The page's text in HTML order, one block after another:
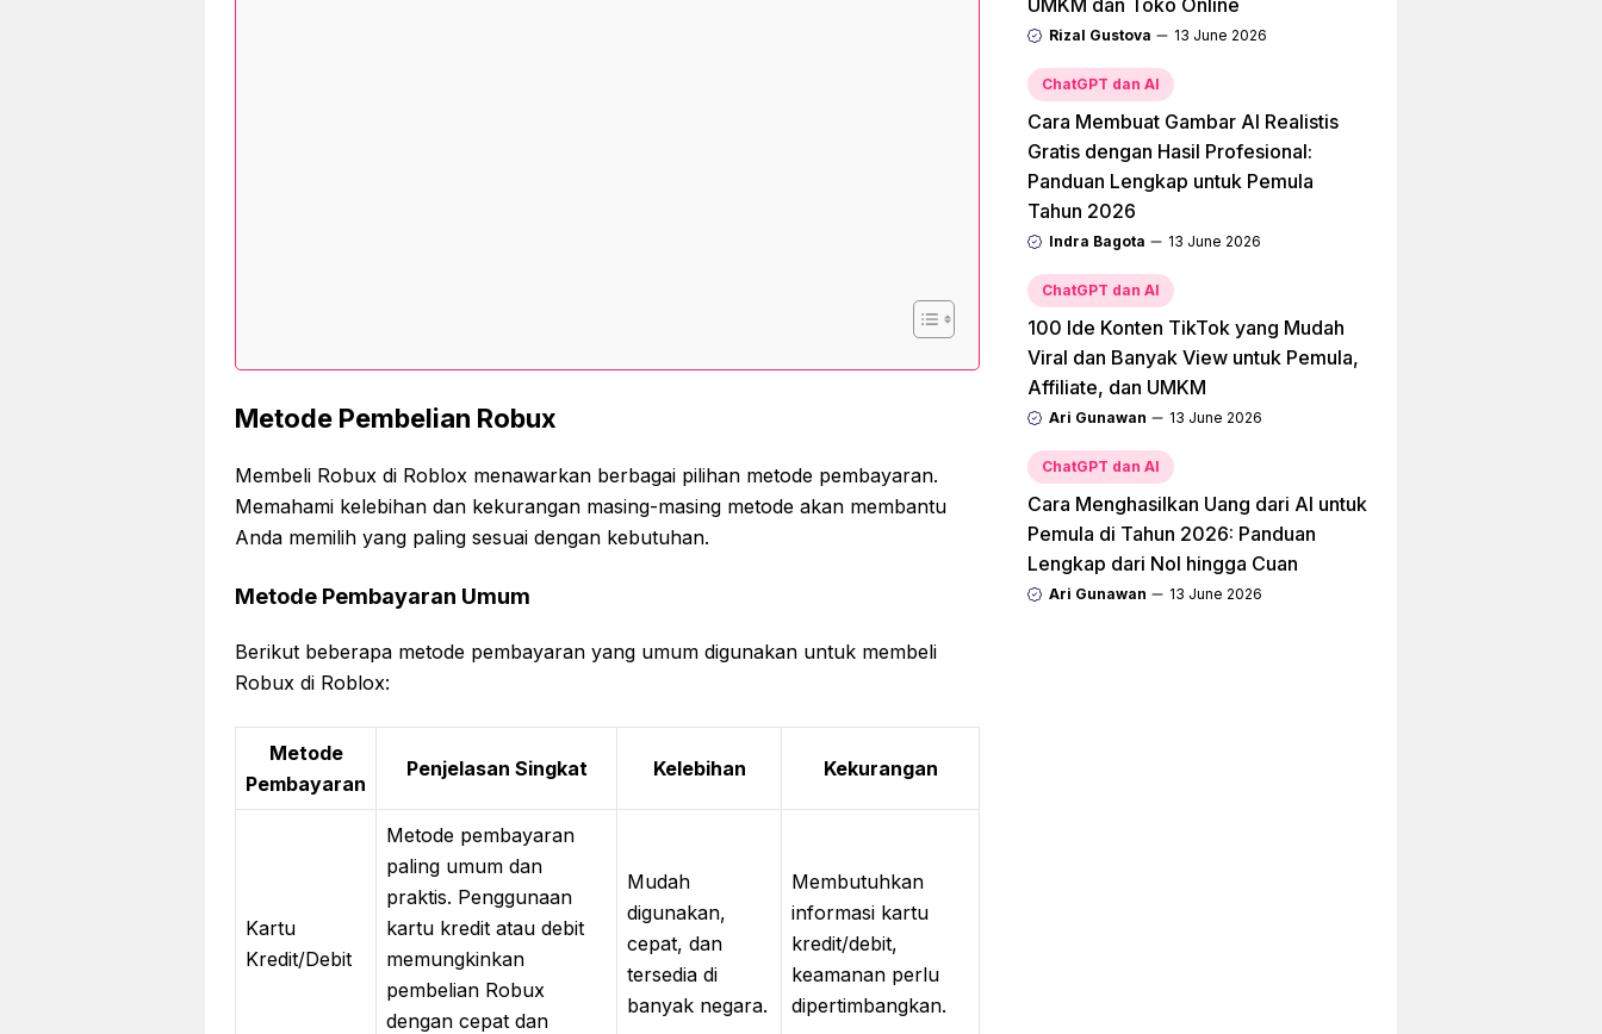
Metode Pembelian Robux
Membeli Robux di Roblox menawarkan berbagai pilihan metode pembayaran.
Memahami kelebihan dan kekurangan masing-masing metode akan membantu
Anda memilih yang paling sesuai dengan kebutuhan.
Metode Pembayaran Umum
Berikut beberapa metode pembayaran yang umum digunakan untuk membeli
Robux di Roblox:
Metode
Pembayaran
Penjelasan Singkat Kelebihan Kekurangan
Kartu
Kredit/Debit
Metode pembayaran
paling umum dan
praktis. Penggunaan
kartu kredit atau debit
memungkinkan
pembelian Robux
dengan cepat dan
Mudah
digunakan,
cepat, dan
tersedia di
banyak negara.
Membutuhkan
informasi kartu
kredit/debit,
keamanan perlu
dipertimbangkan.
UMKM dan Toko Online
Rizal Gustova 13 June 2026
ChatGPT dan AI
Cara Membuat Gambar AI Realistis
Gratis dengan Hasil Profesional:
Panduan Lengkap untuk Pemula
Tahun 2026
Indra Bagota 13 June 2026
ChatGPT dan AI
100 Ide Konten TikTok yang Mudah
Viral dan Banyak View untuk Pemula,
Affiliate, dan UMKM
Ari Gunawan 13 June 2026
ChatGPT dan AI
Cara Menghasilkan Uang dari AI untuk
Pemula di Tahun 2026: Panduan
Lengkap dari Nol hingga Cuan
Ari Gunawan 13 June 2026